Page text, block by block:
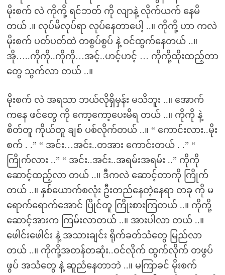
မိုးစက် လဲ ကိုကို့ ရင်ဘတ် ကို လျာနဲ့ လိုက်ယက် နေမိ
တယ် .။ လုပ်မိလုပ်ရာ လုပ်နေတာပေါ့ ..။ ကိုကို့ ဟာ ကလဲ
မိုးစက် ပတ်ပတ်ထဲ တစွပ်စွပ် နဲ့ ဝင်ထွက်နေတယ် ..။
အို…..ကိုကို..ကိုကို…အင့်..ဟင့်ဟင့် … ကိုကို့ထိုးထည့်တာ
တွေ သွက်လာ တယ် ..။
မိုးစက် လဲ အရသာ ဘယ်လိုရှိမှန်း မသိဘူး ..။ အောက်
ကနေ ဖင်တွေ ကို ကော့ကော့ပေးမိရ တယ် ..။ ကိုကို နဲ့
စိတ်တူ ကိုယ်တူ ချစ် ပစ်လိုက်တယ် ..။ “ ကောင်းလား..မိုး
စက် . .” “ အင်း…အင်း..တအား ကောင်းတယ် . .” “
ကြိုက်လား ..” “ အင်း..အင်း..အရမ်းအရမ်း ..” ကိုကို
ဆောင့်ထည့်လာ တယ် ..။ ဒီကလဲ ဆောင့်တာကို ကြိုက်
တယ် ..။ နှစ်ယောက်စလုံး ဦးတည်နေတဲ့နေရာ တခု ကို မ
ရောက်ရောက်အောင် ပြိုင်တူ ကြိုးစားကြတယ် ..။ ကိုကို့
ဆောင့်အားက ကြမ်းလာတယ် ..။ အားပါလာ တယ် ..။
ဖေါင်းဖေါင်း နဲ့ အသားချင်း ရိုက်ခတ်သံတွေ မြည်လာ
တယ် ..။ ကိုကို့အတန်တဆုံး..ဝင်လိုက် ထွက်လိုက် တဖွပ်
ဖွပ် အသံတွေ နဲ့ ဆူညံနေတာဘဲ ..။ မကြာခင် မိုးစက်